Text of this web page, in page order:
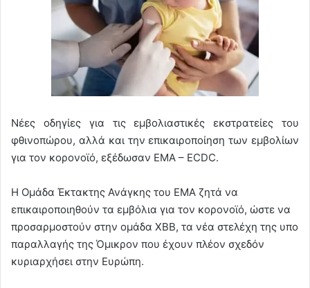
Νέες οδηγίες για τις εμβολιαστικές εκστρατείες του
φθινοπώρου, αλλά και την επικαιροποίηση των εμβολίων
για τον κορονοϊό, εξέδωσαν EMA – ECDC.
Η Ομάδα Έκτακτης Ανάγκης του EMA ζητά να
επικαιροποιηθούν τα εμβόλια για τον κορονοϊό, ώστε να
προσαρμοστούν στην ομάδα XBB, τα νέα στελέχη της υπο
παραλλαγής της Όμικρον που έχουν πλέον σχεδόν
κυριαρχήσει στην Ευρώπη.